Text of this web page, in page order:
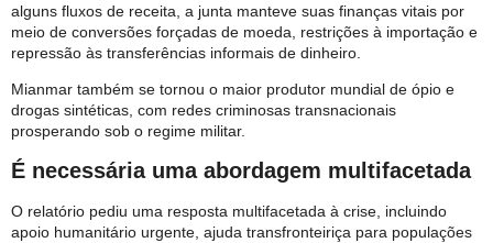
alguns fluxos de receita, a junta manteve suas finanças vitais por
meio de conversões forçadas de moeda, restrições à importação e
repressão às transferências informais de dinheiro.
Mianmar também se tornou o maior produtor mundial de ópio e
drogas sintéticas, com redes criminosas transnacionais
prosperando sob o regime militar.
É necessária uma abordagem multifacetada
O relatório pediu uma resposta multifacetada à crise, incluindo
apoio humanitário urgente, ajuda transfronteiriça para populações